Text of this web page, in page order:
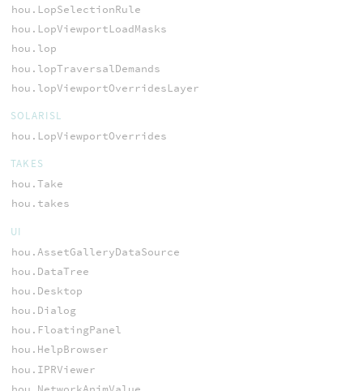
hou.LopSelectionRule
hou.LopViewportLoadMasks
hou.lop
hou.lopTraversalDemands
hou.lopViewportOverridesLayer
SOLARISL
hou.LopViewportOverrides
TAKES
hou.Take
hou.takes
UI
hou.AssetGalleryDataSource
hou.DataTree
hou.Desktop
hou.Dialog
hou.FloatingPanel
hou.HelpBrowser
hou.IPRViewer